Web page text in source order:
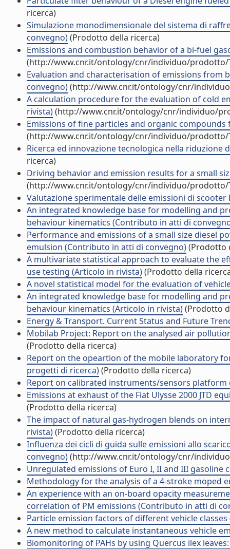
ricerca)
Simulazione monodimensionale del sistema di
convegno)(Prodotto della ricerca)
Emissions and combustion behavior of a bi-fuel
(http://www.cnr.it/ontology/cnr/individuo/prodotto/
Evaluation and characterisation of emissions from
convegno)(http://www.cnr.it/ontology/cnr/
A calculation procedure for the evaluation of cold
rivista)(http://www.cnr.it/ontology/cnr/individuo/
Emissions of fine particles and organic
(http://www.cnr.it/ontology/cnr/individuo/prodotto/
Ricerca ed innovazione tecnologica nella riduzione
ricerca)
Driving behavior and emission results for a small
(http://www.cnr.it/ontology/cnr/individuo/prodotto/
Valutazione sperimentale delle emissioni di
An integrated knowledge base for modelling and
behaviour kinematics (Contributo in atti di
Performance and emissions of a small size diesel
emulsion (Contributo in atti di convegno)(Prodotto
A multivariate statistical approach to evaluate the
use testing (Articolo in rivista)(Prodotto della
A novel statistical model for the evaluation of
An integrated knowledge base for modelling and
behaviour kinematics (Articolo in rivista)(Prodotto
Energy & Transport. Current Status and Future
Mobilab Project: Report on the analysed air
(Prodotto della ricerca)
Report on the opeartion of the mobile laboratory
progetti di ricerca)(Prodotto della ricerca)
Report on calibrated instruments/sensors
Emissions at exhaust of the Fiat Ulysse 2000 JTD
(Prodotto della ricerca)
The impact of natural gas-hydrogen blends on
rivista)(Prodotto della ricerca)
Influenza dei cicli di guida sulle emissioni allo
convegno)(http://www.cnr.it/ontology/cnr/
Unregulated emissions of Euro I, II and III gasoline
Methodology for the analysis of a 4-stroke moped
An experience with an on-board opacity
correlation of PM emissions (Contributo in atti di
Particle emission factors of different vehicle
A new method to calculate instantaneous vehicle
Biomonitoring of PAHs by using Quercus ilex